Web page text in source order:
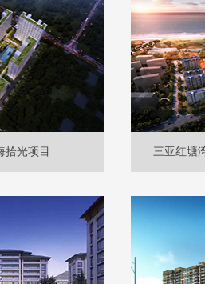
拾光项目 三亚红塘